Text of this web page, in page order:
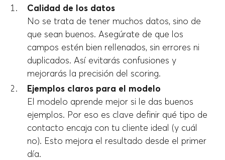
Calidad de los datos
No se trata de tener muchos datos, sino de
que sean buenos. Asegúrate de que los
campos estén bien rellenados, sin errores ni
duplicados. Así evitarás confusiones y
mejorarás la precisión del scoring.
Ejemplos claros para el modelo
El modelo aprende mejor si le das buenos
ejemplos. Por eso es clave definir qué tipo de
contacto encaja con tu cliente ideal (y cuál
no). Esto mejora el resultado desde el primer
día.